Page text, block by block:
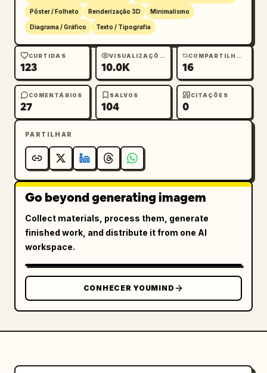
Pôster / Folheto Renderização 3D Minimalismo
Diagrama / Gráfico Texto / Tipografia
CURTIDAS
123
VISUALIZAÇÕES
10.0K
COMPARTILHAMENTOS
16
COMENTÁRIOS
27
SALVOS
104
CITAÇÕES
0
PARTILHAR
Go beyond generating imagem
Collect materials, process them, generate
finished work, and distribute it from one AI
workspace.
CONHECER YOUMIND